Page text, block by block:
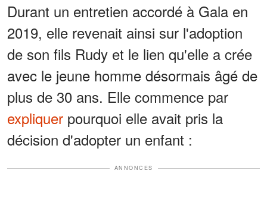
Durant un entretien accordé à Gala en
2019, elle revenait ainsi sur l'adoption
de son fils Rudy et le lien qu'elle a crée
avec le jeune homme désormais âgé de
plus de 30 ans. Elle commence par
expliquer pourquoi elle avait pris la
décision d'adopter un enfant :
ANNONCES